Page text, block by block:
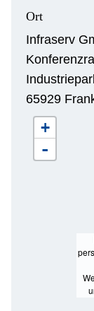
Ort
Infraserv
65929
+
-